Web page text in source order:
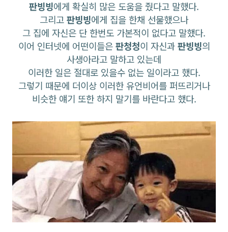
판빙빙에게 확실히 많은 도움을 줬다고 말했다.
그리고판빙빙에게 집을 한채 선물했으나
그 집에 자신은 단 한번도 가본적이 없다고 말했다.
이어 인터넷에 어떤이들은판청청이 자신과판빙빙의
사생아라고 말하고 있는데
이러한 일은 절대로 있을수 없는 일이라고 했다.
그렇기 때문에 더이상 이러한 유언비어를 퍼뜨리거나
비슷한 얘기 또한 하지 말기를 바란다고 했다.